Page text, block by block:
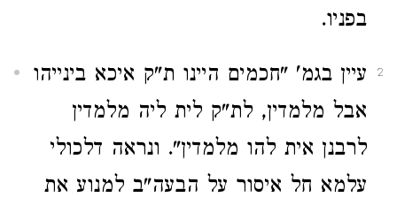
בפניו.
2
עיין בגמ' "חכמים היינו ת"ק איכא בינייהו
אבל מלמדין, לת"ק לית ליה מלמדין
לרבנן אית להו מלמדין". ונראה דלכולי
עלמא חל איסור על הבעה"ב למנוע את